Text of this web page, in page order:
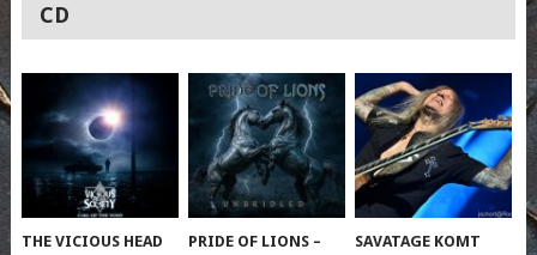
CD
THE VICIOUS HEAD
PRIDE OF LIONS –
SAVATAGE KOMT